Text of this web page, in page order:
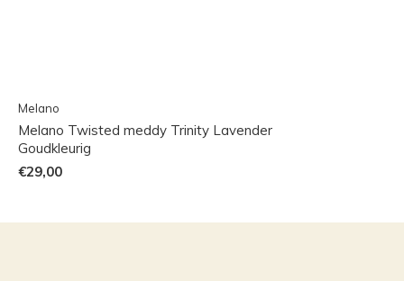
Melano
Melano Twisted meddy Trinity Lavender
Goudkleurig
€29,00